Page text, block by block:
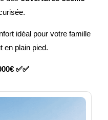
idéal pour votre famille
en plain pied.
✅✅